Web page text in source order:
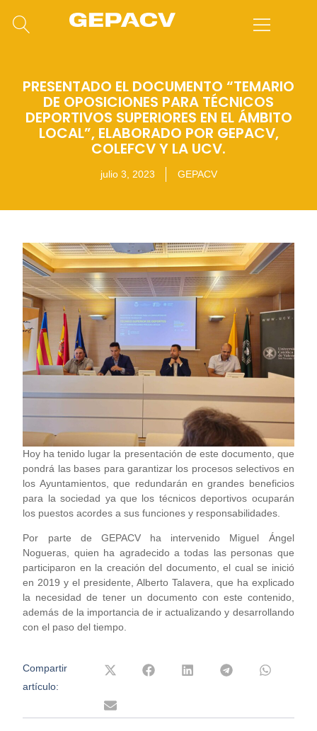
PRESENTADO EL DOCUMENTO “TEMARIO
DE OPOSICIONES PARA TÉCNICOS
DEPORTIVOS SUPERIORES EN EL ÁMBITO
LOCAL”, ELABORADO POR GEPACV,
COLEFCV Y LA UCV.
julio 3, 2023 GEPACV
Hoy ha tenido lugar la presentación de este documento, que
pondrá las bases para garantizar los procesos selectivos en
los Ayuntamientos, que redundarán en grandes beneficios
para la sociedad ya que los técnicos deportivos ocuparán
los puestos acordes a sus funciones y responsabilidades.
Por parte de GEPACV ha intervenido Miguel Ángel
Nogueras, quien ha agradecido a todas las personas que
participaron en la creación del documento, el cual se inició
en 2019 y el presidente, Alberto Talavera, que ha explicado
la necesidad de tener un documento con este contenido,
además de la importancia de ir actualizando y desarrollando
con el paso del tiempo.
Compartir
artículo: